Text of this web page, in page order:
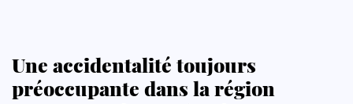
Une accidentalité toujours
préoccupante dans la région